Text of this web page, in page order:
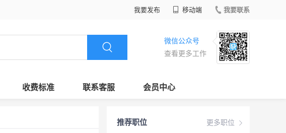
我要发布 移动端 我要联系
微信公众号
查看更多工作
收费标准 联系客服 会员中心
更多职位
推荐职位